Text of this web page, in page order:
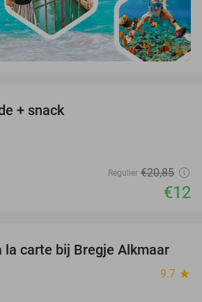
+ snack
Regulier €20,85
€12
12%
la carte bij Bregje Alkmaar
9.7 star